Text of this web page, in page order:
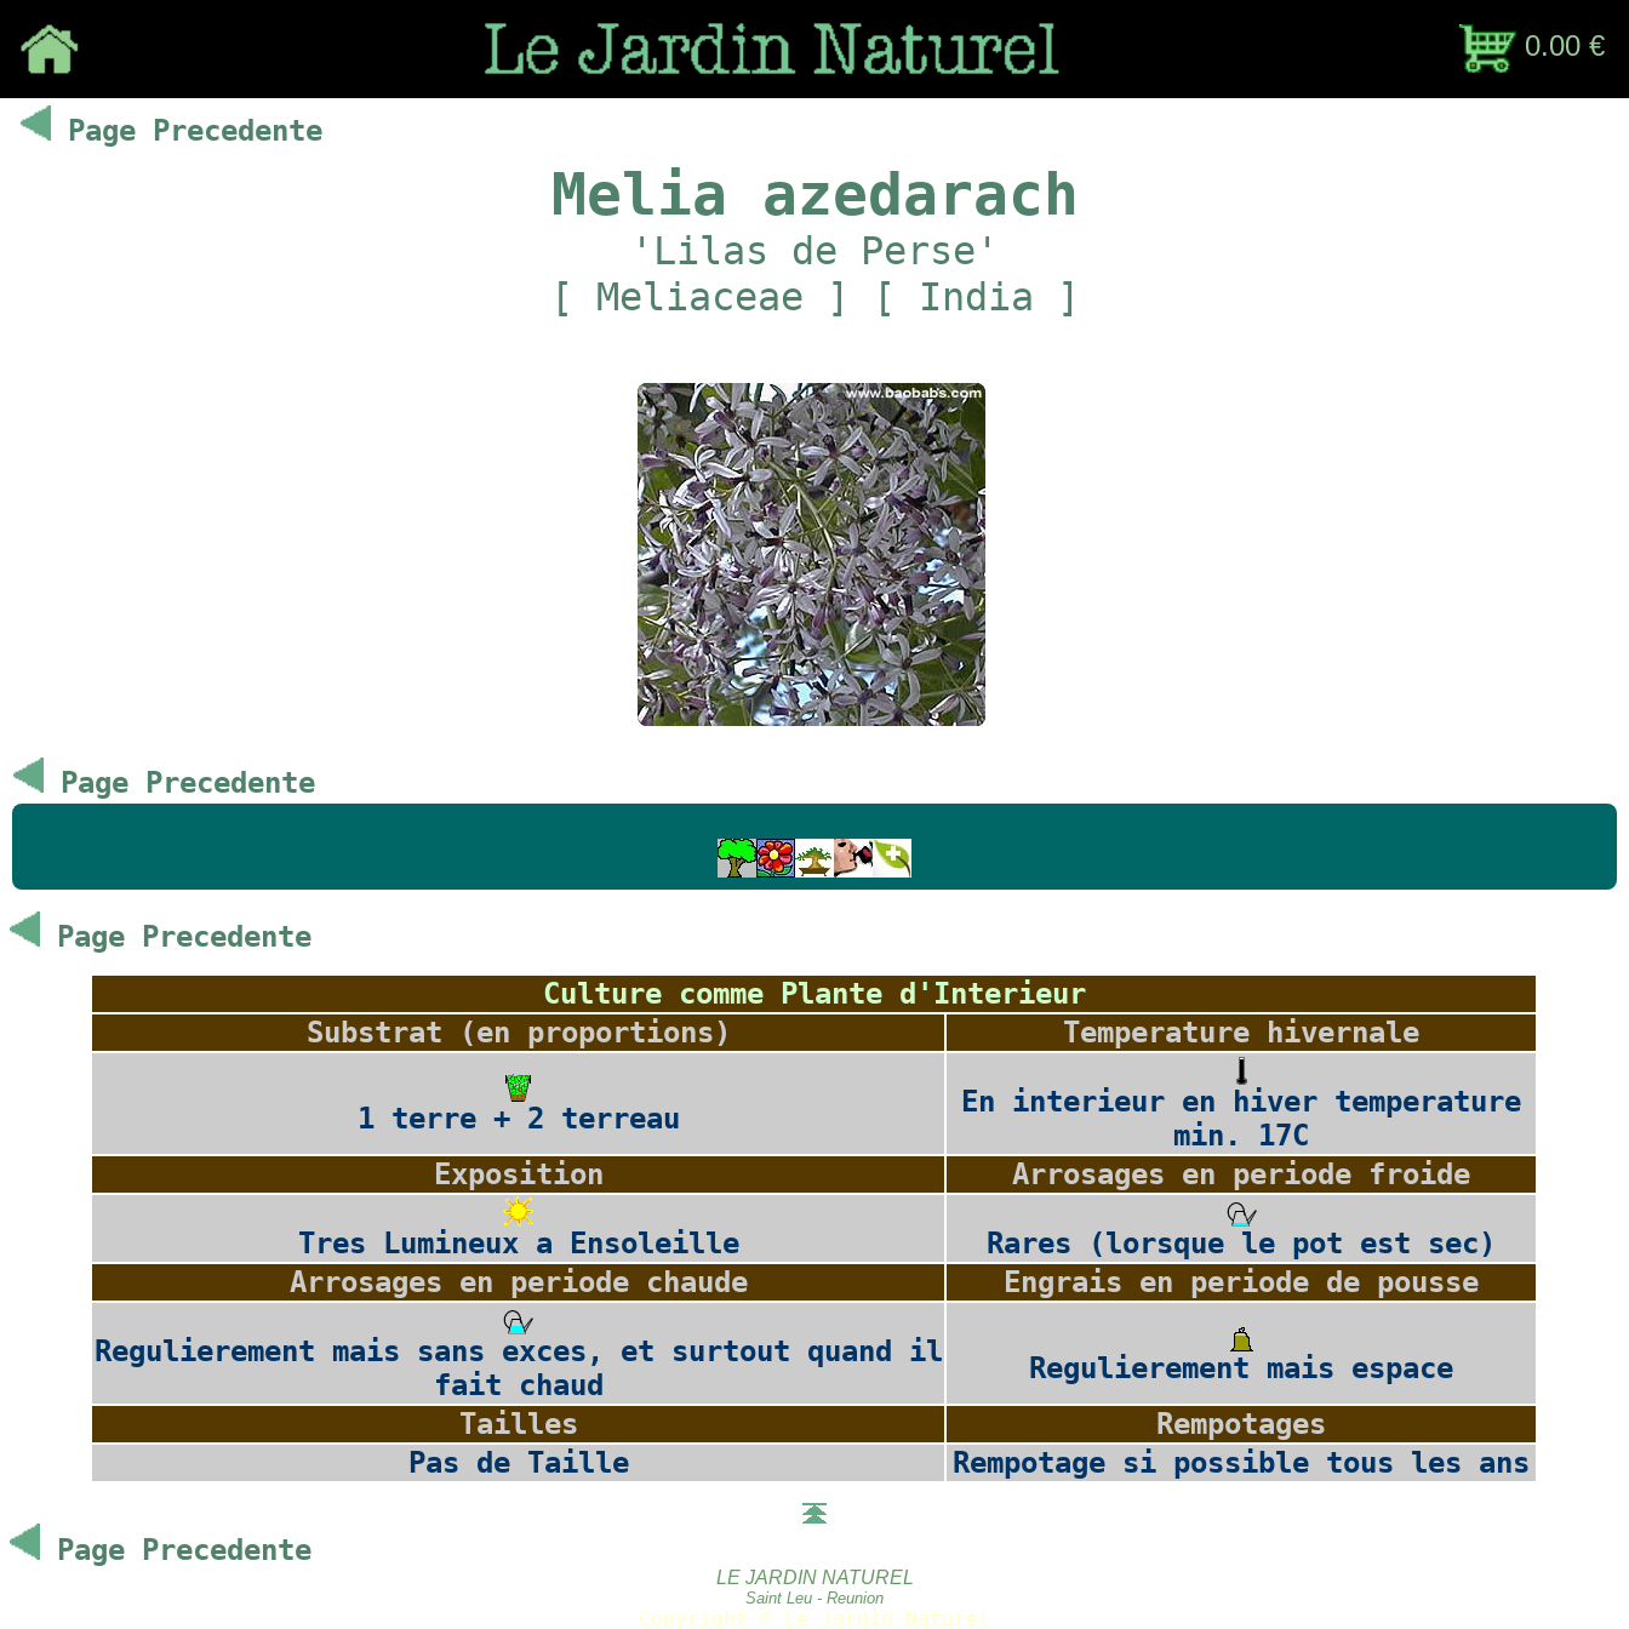
0.00 €
Page Precedente
Melia azedarach
'Lilas de Perse'
[ Meliaceae ] [ India ]
Page Precedente
Page Precedente
Culture comme Plante d'Interieur
Substrat (en proportions)
Temperature hivernale
1 terre + 2 terreau
En interieur en hiver temperature
min. 17C
Exposition
Arrosages en periode froide
Tres Lumineux a Ensoleille
Rares (lorsque le pot est sec)
Arrosages en periode chaude
Engrais en periode de pousse
Regulierement mais sans exces, et surtout quand il
fait chaud
Regulierement mais espace
Tailles
Rempotages
Pas de Taille
Rempotage si possible tous les ans
Page Precedente
LE JARDIN NATUREL
Saint Leu - Reunion
Copyright © Le Jardin Naturel